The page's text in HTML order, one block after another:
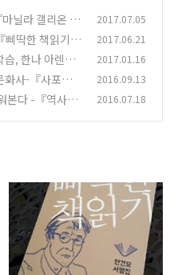
닐라 갤리온 무
2017.07.05
삐딱한 책읽기』
2017.06.21
습, 한나 아렌트
2017.01.16
화사-『사포의
2016.09.13
본다 -『역사의
2016.07.18